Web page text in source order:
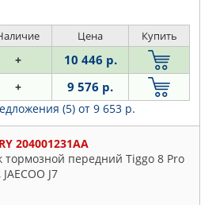
Цена Купить
+ 10 446 р.
+ 9 576 р.
(5) от 9 653 р.
204001231AA
тормозной передний Tiggo 8 Pro
J7